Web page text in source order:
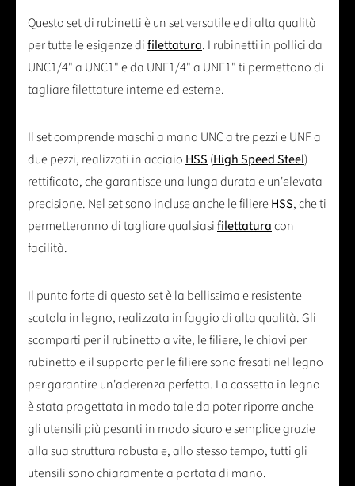
Questo set di rubinetti è un set versatile e di alta qualità
per tutte le esigenze difilettatura. I rubinetti in pollici da
UNC1/4" a UNC1" e da UNF1/4" a UNF1" ti permettono di
tagliare filettature interne ed esterne.
Il set comprende maschi a mano UNC a tre pezzi e UNF a
due pezzi, realizzati in acciaio HSS (High Speed Steel)
rettificato, che garantisce una lunga durata e un'elevata
precisione. Nel set sono incluse anche le filiereHSS, che ti
permetteranno di tagliare qualsiasifilettaturacon
facilità.
Il punto forte di questo set è la bellissima e resistente
scatola in legno, realizzata in faggio di alta qualità. Gli
scomparti per il rubinetto a vite, le filiere, le chiavi per
rubinetto e il supporto per le filiere sono fresati nel legno
per garantire un'aderenza perfetta. La cassetta in legno
è stata progettata in modo tale da poter riporre anche
gli utensili più pesanti in modo sicuro e semplice grazie
alla sua struttura robusta e, allo stesso tempo, tutti gli
utensili sono chiaramente a portata di mano.